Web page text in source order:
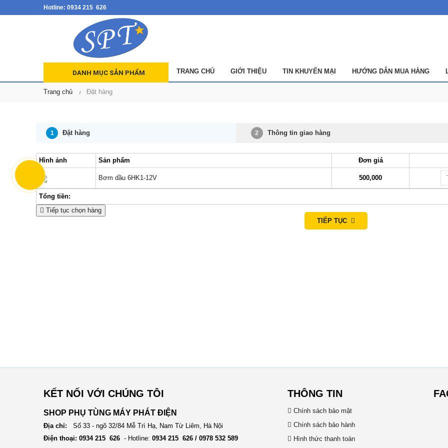
Hotline: 0934 215 626
DANH MỤC SẢN PHẨM TRANG CHỦ GIỚI THIỆU TIN KHUYẾN MẠI HƯỚNG DẪN MUA HÀNG
Trang chủ Đặt hàng
1 Đặt hàng 2 Thông tin giao hàng
Hình ảnh Sản phẩm Đơn giá
Bơm dầu 6HK1-12V 500,000
Tổng tiền:
Tiếp tục chọn hàng
TIẾP TỤC
KẾT NỐI VỚI CHÚNG TÔI
SHOP PHỤ TÙNG MÁY PHÁT ĐIỆN
Địa chỉ: Số 33 - ngõ 32/84 Mễ Trì Hạ, Nam Từ Liêm, Hà Nội
Điện thoại: 0934 215 626 - Hotline: 0934 215 626 / 0978 532 589
THÔNG TIN
Chính sách bảo mật
Chính sách bảo hành
Hình thức thanh toán